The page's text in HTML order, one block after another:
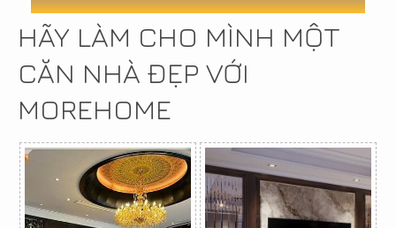
HÃY LÀM CHO MÌNH MỘT
CĂN NHÀ ĐẸP VỚI
MOREHOME